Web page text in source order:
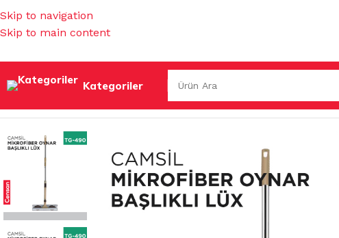
Skip to navigation
Skip to main content
Kategoriler
TEMİZLİK GEREÇLERİ/CAM TEMİZLEME GEREÇLERİ/